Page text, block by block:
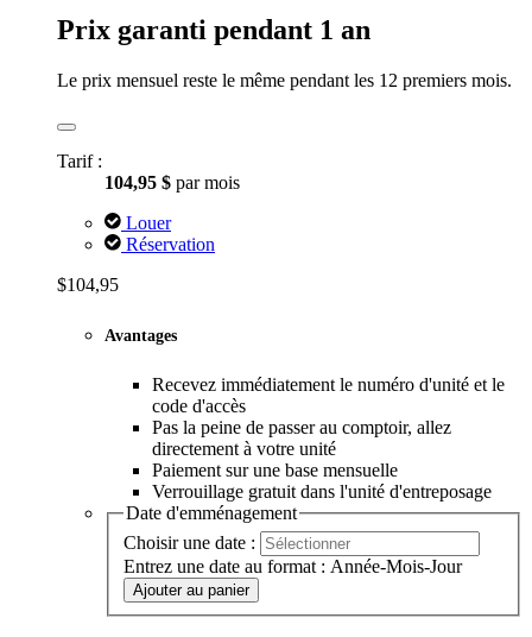
Prix garanti pendant 1 an
Le prix mensuel reste le même pendant les 12 premiers mois.
Tarif :
104,95 $ par mois
Louer
Réservation
$104,95
Avantages
Recevez immédiatement le numéro d'unité et le
code d'accès
Pas la peine de passer au comptoir, allez
directement à votre unité
Paiement sur une base mensuelle
Verrouillage gratuit dans l'unité d'entreposage
Date d'emménagement
Choisir une date :
Entrez une date au format : Année-Mois-Jour
Ajouter au panier